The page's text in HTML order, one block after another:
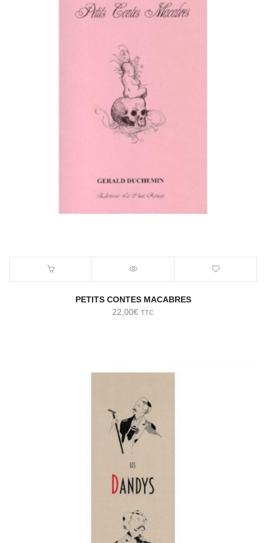
PETITS CONTES MACABRES
22,00€ TTC